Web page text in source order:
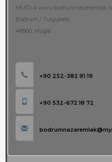
MUĞLA
Bodrum / Turgutreis
48960, Muğla
+90 252-382 91 19
+90 532-672 18 72